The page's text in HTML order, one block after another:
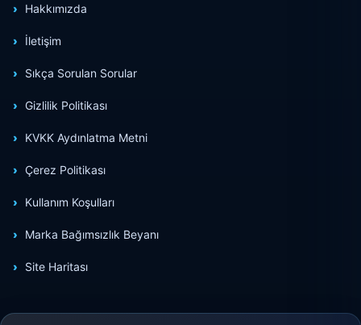
Hakkımızda
İletişim
Sıkça Sorulan Sorular
Gizlilik Politikası
KVKK Aydınlatma Metni
Çerez Politikası
Kullanım Koşulları
Marka Bağımsızlık Beyanı
Site Haritası